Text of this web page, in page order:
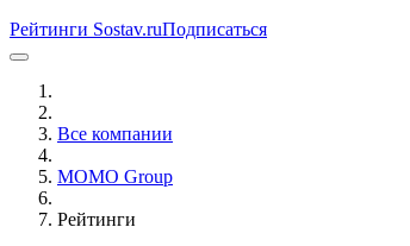
Рейтинги Sostav.ruПодписаться
Все компании
MOMO Group
Рейтинги